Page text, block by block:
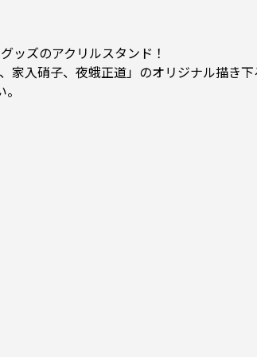
ッズのアクリルスタンド！
入硝子、夜蛾正道」のオリジナル描き下